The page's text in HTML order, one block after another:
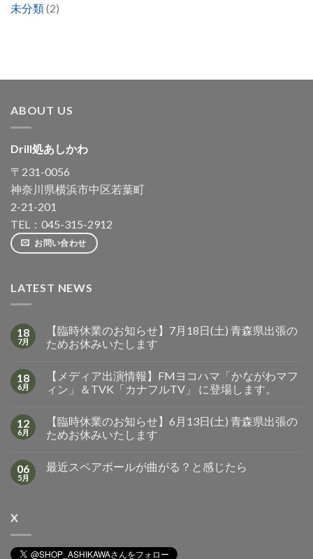
未分類(2)
ABOUT US
Drill処あしかわ
〒231-0056
神奈川県横浜市中区若葉町
2-21-201
TEL：045-315-2912
お問い合わせ
LATEST NEWS
18
7月
【臨時休業のお知らせ】7月18日(土) 青森県出張の
ためお休みいたします
18
6月
【メディア出演情報】FMヨコハマ「かながわマフ
ィン」＆TVK「カナフルTV」 に登場します。
12
6月
【臨時休業のお知らせ】6月13日(土) 青森県出張の
ためお休みいたします
06
5月
最近スペアボールが曲がる？と感じたら
X